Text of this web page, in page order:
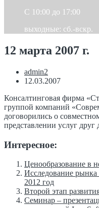
C 10:00 до 17:00
выходные: сб.-вскр.
12 марта 2007 г.
admin2
12.03.2007
Консалтинговая фирма
группой компаний
договорились о
представлении услуг друг
Интересное:
Ценообразование в
Исследование
2012 год
Второй этап
Семинар –